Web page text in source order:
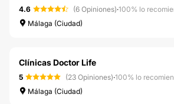
4.6 (6 Opiniones)·100% lo
Málaga (Ciudad)
Clínicas Doctor Life
5 (23 Opiniones)·100% lo
Málaga (Ciudad)